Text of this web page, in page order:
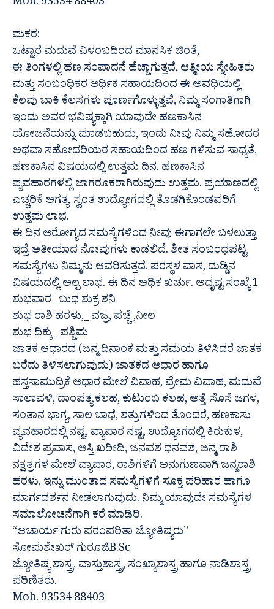
ಮಕರ:
ಒಟ್ಟಾರೆ ಮದುವೆ ವಿಳಂಬದಿಂದ ಮಾನಸಿಕ ಚಿಂತೆ,
ಈ ತಿಂಗಳಲ್ಲಿ ಹಣ ಸಂಪಾದನೆ ಹೆಚ್ಚಾಗುತ್ತದೆ, ಆತ್ಮೀಯ ಸ್ನೇಹಿತರು
ಮತ್ತು ಸಂಬಂಧಿಕರ ಆರ್ಥಿಕ ಸಹಾಯದಿಂದ ಈ ಅವಧಿಯಲ್ಲಿ
ಕೆಲವು ಬಾಕಿ ಕೆಲಸಗಳು ಪೂರ್ಣಗೊಳ್ಳುತ್ತವೆ, ನಿಮ್ಮ ಸಂಗಾತಿಗಾಗಿ
ಇಂದು ಅವರ ಭವಿಷ್ಯಕ್ಕಾಗಿ ಯಾವುದೇ ಹಣಕಾಸಿನ
ಯೋಜನೆಯನ್ನು ಮಾಡಬಹುದು, ಇಂದು ನೀವು ನಿಮ್ಮ ಸಹೋದರ
ಅಥವಾ ಸಹೋದರಿಯರ ಸಹಾಯದಿಂದ ಹಣ ಗಳಿಸುವ ಸಾಧ್ಯತೆ,
ಹಣಕಾಸಿನ ವಿಷಯದಲ್ಲಿ ಉತ್ತಮ ದಿನ. ಹಣಕಾಸಿನ
ವ್ಯವಹಾರಗಳಲ್ಲಿ ಜಾಗರೂಕರಾಗಿರುವುದು ಉತ್ತಮ. ಪ್ರಯಾಣದಲ್ಲಿ
ಎಚ್ಚರಿಕೆ ಅಗತ್ಯ. ಸ್ವಂತ ಉದ್ಯೋಗದಲ್ಲಿ ತೊಡಗಿಕೊಂಡವರಿಗೆ
ಉತ್ತಮ ಲಾಭ.
ಈ ದಿನ ಆರೋಗ್ಯದ ಸಮಸ್ಯೆಗಳಿಂದ ನೀವು ಈಗಾಗಲೇ ಬಳಲುತ್ತಾ
ಇದ್ರೆ ಅತೀಯಾದ ನೋವುಗಳು ಕಾಡಲಿದೆ. ಶೀತ ಸಂಬಂಧಪಟ್ಟ
ಸಮಸ್ಯೆಗಳು ನಿಮ್ಮನು ಆವರಿಸುತ್ತದೆ. ಪರಸ್ಥಳ ವಾಸ, ದುಡ್ಡಿನ
ವಿಷಯದಲ್ಲಿ ಅಲ್ಪ ಲಾಭ. ಈ ದಿನ ಅಧಿಕ ಖರ್ಚು. ಅದೃಷ್ಟ ಸಂಖ್ಯೆ 1
ಶುಭವಾರ _ಬುಧ ಶುಕ್ರ ಶನಿ
ಶುಭ ರಾಶಿ ಹರಳು,_ ವಜ್ರ, ಪಚ್ಚೆ ,ನೀಲ
ಶುಭ ದಿಕ್ಕು _ಪಶ್ಚಿಮ
ಜಾತಕ ಆಧಾರದ (ಜನ್ಮ ದಿನಾಂಕ ಮತ್ತು ಸಮಯ ತಿಳಿಸಿದರೆ ಜಾತಕ
ಬರೆದು ತಿಳಿಸಲಾಗುವುದು) ಜಾತಕದ ಆಧಾರ ಹಾಗೂ
ಹಸ್ತಸಾಮುದ್ರಿಕೆ ಆಧಾರ ಮೇಲೆ ವಿವಾಹ, ಪ್ರೇಮ ವಿವಾಹ, ಮದುವೆ
ಸಾಲಾವಳಿ, ದಾಂಪತ್ಯ ಕಲಹ, ಕುಟುಂಬ ಕಲಹ, ಅತ್ತೆ-ಸೊಸೆ ಜಗಳ,
ಸಂತಾನ ಭಾಗ್ಯ, ಸಾಲ ಬಾಧೆ, ಶತ್ರುಗಳಿಂದ ತೊಂದರೆ, ಹಣಕಾಸು
ವ್ಯವಹಾರದಲ್ಲಿ ನಷ್ಟ, ವ್ಯಾಪಾರ ನಷ್ಟ, ಉದ್ಯೋಗದಲ್ಲಿ ಕಿರುಕುಳ,
ವಿದೇಶ ಪ್ರವಾಸ, ಆಸ್ತಿ ಖರೀದಿ, ಜನವಶ ಧನವಶ, ಜನ್ಮ ರಾಶಿ
ನಕ್ಷತ್ರಗಳ ಮೇಲೆ ವ್ಯಾಪಾರ, ರಾಶಿಗಳಿಗೆ ಅನುಗುಣವಾಗಿ ಜನ್ಮರಾಶಿ
ಹರಳು, ಇನ್ನು ಮುಂತಾದ ಸಮಸ್ಯೆಗಳಿಗೆ ಸೂಕ್ತ ಪರಿಹಾರ ಹಾಗೂ
ಮಾರ್ಗದರ್ಶನ ನೀಡಲಾಗುವುದು. ನಿಮ್ಮ ಯಾವುದೇ ಸಮಸ್ಯೆಗಳ
ಸಮಾಲೋಚನೆಗಾಗಿ ಕರೆ ಮಾಡಿರಿ.
“ಆಚಾರ್ಯ ಗುರು ಪರಂಪರಿತಾ ಜ್ಯೋತಿಷ್ಯರು”
ಸೋಮಶೇಖರ್ ಗುರೂಜಿB.Sc
ಜ್ಯೋತಿಷ್ಯ ಶಾಸ್ತ್ರ, ವಾಸ್ತುಶಾಸ್ತ್ರ, ಸಂಖ್ಯಾಶಾಸ್ತ್ರ ಹಾಗೂ ನಾಡಿಶಾಸ್ತ್ರ
ಪರಿಣಿತರು.
Mob. 93534 88403